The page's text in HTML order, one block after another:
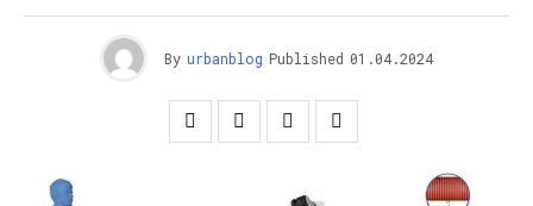
By urbanblog Published 01.04.2024